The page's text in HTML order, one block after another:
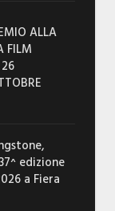
ALLA
FILM
edizione
a Fiera